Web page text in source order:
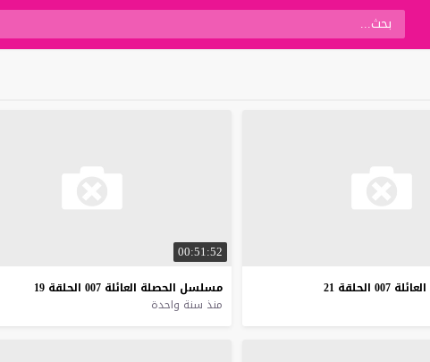
العائلة 007 الحلقة 21
00:51:52
مسلسل الحصلة العائلة 007 الحلقة 19
منذ سنة واحدة